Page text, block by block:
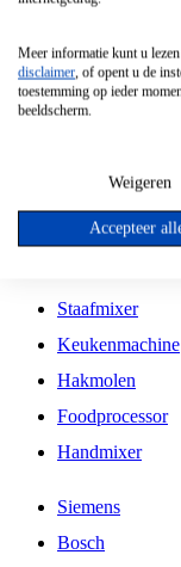
Vrijstaande
Vrijstaande
Inbouw
Inbouw
Kookplaat
Staafmixer
Keukenmachine
Hakmolen
Foodprocessor
Handmixer
Siemens
Bosch
Meer informatie kunt u
disclaimer, of opent u de
toestemming op ieder
beeldscherm.
Weigeren
Accepteer